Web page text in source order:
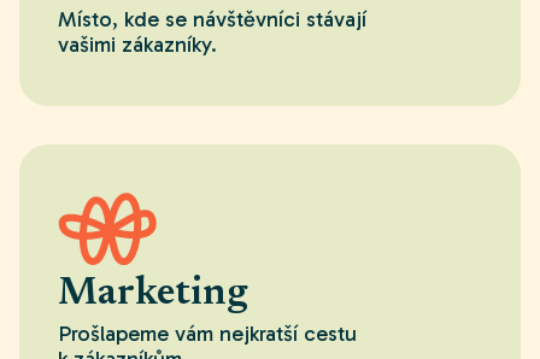
Místo, kde se návštěvníci stávají
vašimi zákazníky.
Marketing
Prošlapeme vám nejkratší cestu